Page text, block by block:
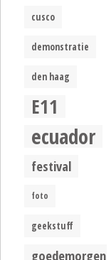
cusco
demonstratie
den haag
E11
ecuador
festival
foto
geekstuff
goedemorgen